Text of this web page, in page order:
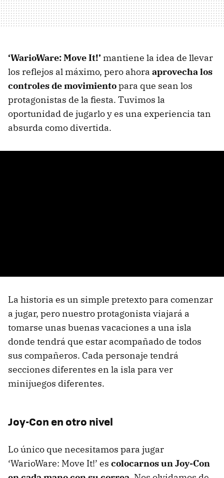
‘WarioWare: Move It!’ mantiene la idea de llevar
los reflejos al máximo, pero ahora aprovecha los
controles de movimientopara que sean los
protagonistas de la fiesta. Tuvimos la
oportunidad de jugarlo y es una experiencia tan
absurda como divertida.
La historia es un simple pretexto para comenzar
a jugar, pero nuestro protagonista viajará a
tomarse unas buenas vacaciones a una isla
donde tendrá que estar acompañado de todos
sus compañeros. Cada personaje tendrá
secciones diferentes en la isla para ver
minijuegos diferentes.
Joy-Con en otro nivel
Lo único que necesitamos para jugar
‘WarioWare: Move It!’ es colocarnos un Joy-Con